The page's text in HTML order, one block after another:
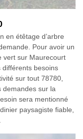
en étêtage d’arbre
Pour avoir un
vert sur Maurecourt
besoins
sur tout 78780,
demandes sur la
sera mentionné
paysagiste fiable,